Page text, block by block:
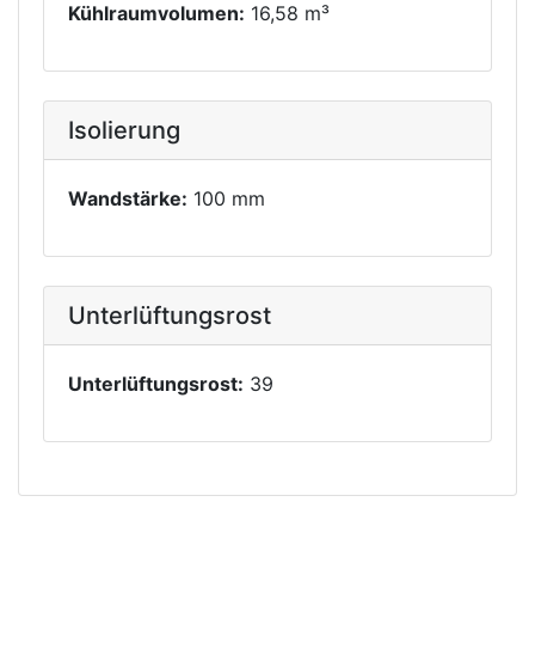
Kühlraumvolumen: 16,58 m³
Isolierung
Wandstärke: 100 mm
Unterlüftungsrost
Unterlüftungsrost: 39